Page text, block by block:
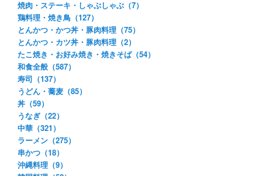
焼肉・ステーキ・しゃぶしゃぶ（7）
鶏料理・焼き鳥（127）
とんかつ・かつ丼・豚肉料理（75）
とんかつ・カツ丼・豚肉料理（2）
たこ焼き・お好み焼き・焼きそば（54）
和食全般（587）
寿司（137）
うどん・蕎麦（85）
丼（59）
うなぎ（22）
中華（321）
ラーメン（275）
串かつ（18）
沖縄料理（9）